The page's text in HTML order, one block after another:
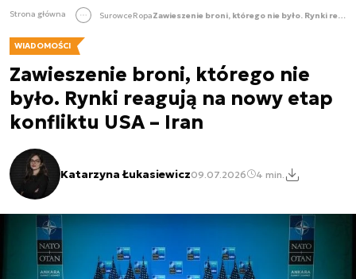
Strona główna SurowceRopa Zawieszenie broni, którego nie było. Rynki reagują na nowy etap konfliktu USA – Iran
WIADOMOŚCI
Zawieszenie broni, którego nie
było. Rynki reagują na nowy etap
konfliktu USA – Iran
Katarzyna Łukasiewicz09.07.2026 4 min.